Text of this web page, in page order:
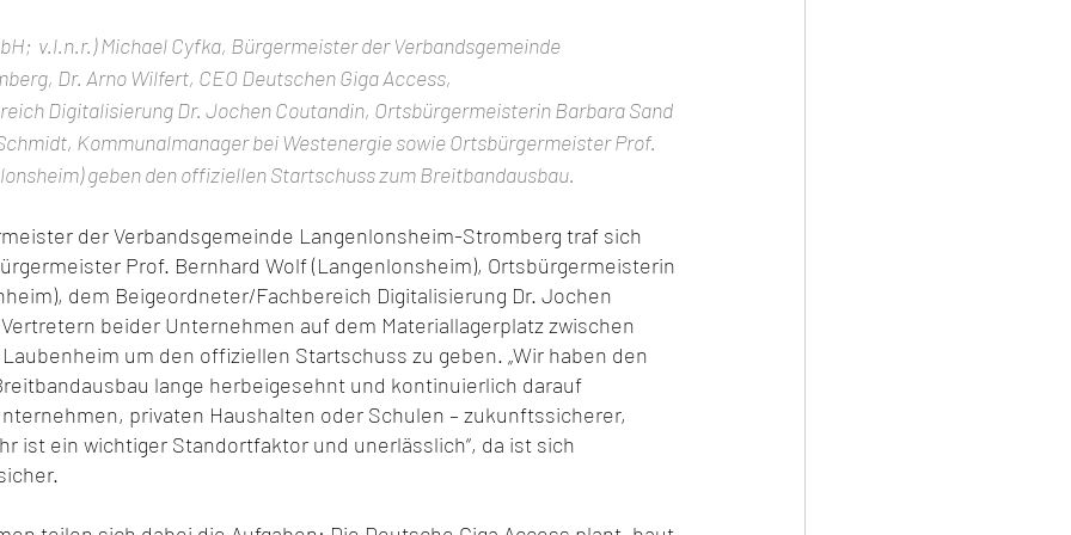
v.l.n.r.) Michael Cyfka, Bürgermeister der Verbandsgemeinde
Dr. Arno Wilfert, CEO Deutschen Giga Access,
Digitalisierung Dr. Jochen Coutandin, Ortsbürgermeisterin Barbara Sand
Kommunalmanager bei Westenergie sowie Ortsbürgermeister Prof.
geben den offiziellen Startschuss zum Breitbandausbau.
der Verbandsgemeinde Langenlonsheim-Stromberg traf sich
Prof. Bernhard Wolf (Langenlonsheim), Ortsbürgermeisterin
dem Beigeordneter/Fachbereich Digitalisierung Dr. Jochen
beider Unternehmen auf dem Materiallagerplatz zwischen
um den offiziellen Startschuss zu geben. „Wir haben den
lange herbeigesehnt und kontinuierlich darauf
privaten Haushalten oder Schulen – zukunftssicherer,
ist ein wichtiger Standortfaktor und unerlässlich“, da ist sich